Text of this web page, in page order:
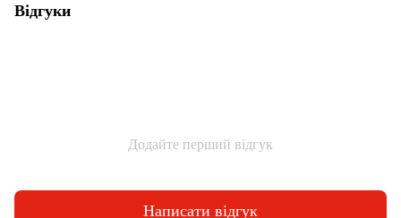
Відгуки
Додайте перший відгук
Написати відгук